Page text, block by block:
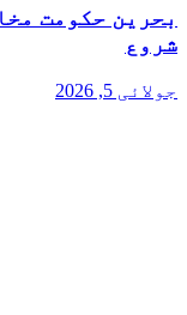
بحرین حکومت
شروع
جولائی 5, 2026